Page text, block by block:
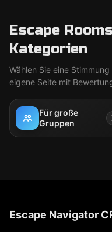
Escape
Kategorien
Wählen Sie eine
eigene Seite mit
Für große
Gruppen
Escape Navigator